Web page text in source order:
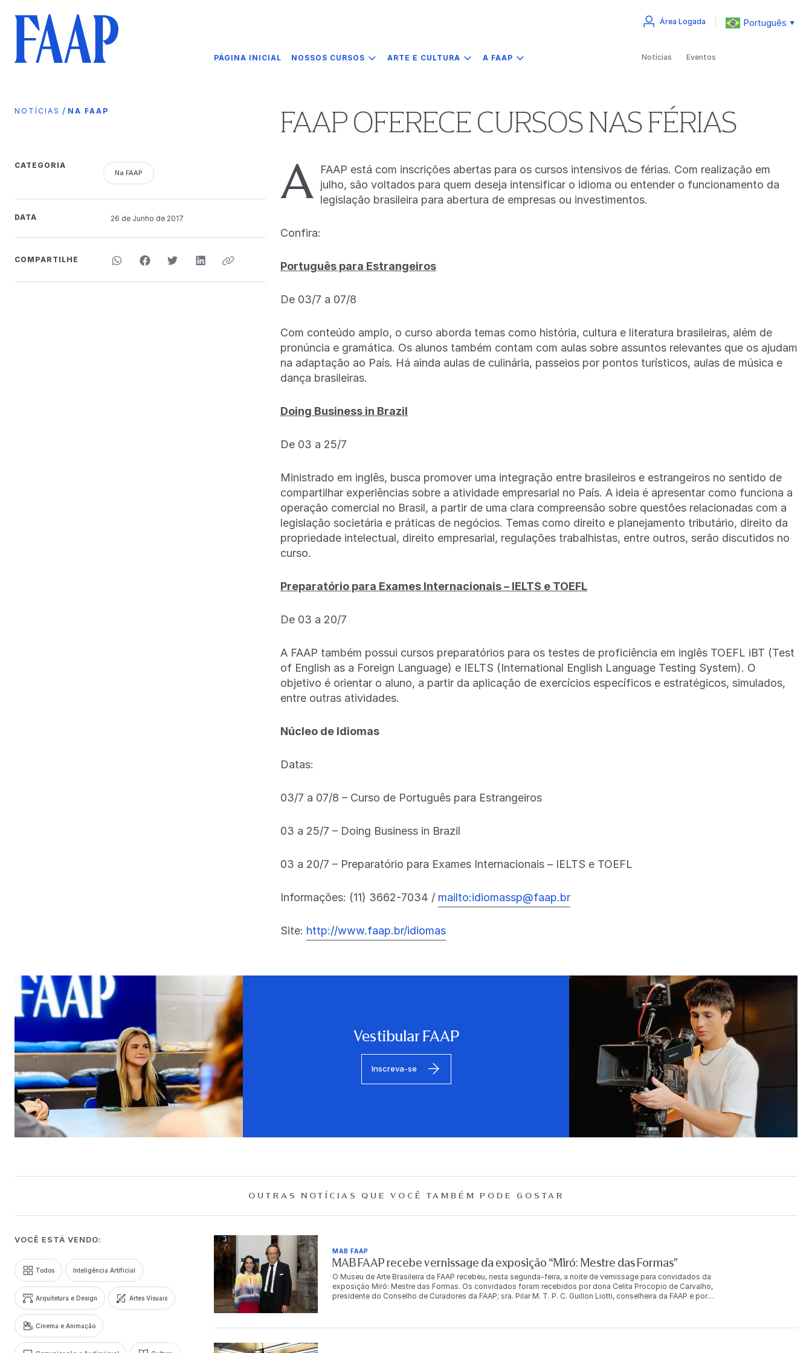
PÁGINA INICIAL NOSSOS CURSOS ARTE E CULTURA A FAAP
Área Logada Português ▼
Notícias Eventos
NOTÍCIAS / NA FAAP FAAP OFERECE CURSOS NAS FÉRIAS
CATEGORIA
Na FAAP
DATA 26 de Junho de 2017
COMPARTILHE
A
FAAP está com inscrições abertas para os cursos intensivos de férias. Com realização em
julho, são voltados para quem deseja intensificar o idioma ou entender o funcionamento da
legislação brasileira para abertura de empresas ou investimentos.
Confira:
Português para Estrangeiros
De 03/7 a 07/8
Com conteúdo amplo, o curso aborda temas como história, cultura e literatura brasileiras, além de
pronúncia e gramática. Os alunos também contam com aulas sobre assuntos relevantes que os ajudam
na adaptação ao País. Há ainda aulas de culinária, passeios por pontos turísticos, aulas de música e
dança brasileiras.
Doing Business in Brazil
De 03 a 25/7
Ministrado em inglês, busca promover uma integração entre brasileiros e estrangeiros no sentido de
compartilhar experiências sobre a atividade empresarial no País. A ideia é apresentar como funciona a
operação comercial no Brasil, a partir de uma clara compreensão sobre questões relacionadas com a
legislação societária e práticas de negócios. Temas como direito e planejamento tributário, direito da
propriedade intelectual, direito empresarial, regulações trabalhistas, entre outros, serão discutidos no
curso.
Preparatório para Exames Internacionais – IELTS e TOEFL
De 03 a 20/7
A FAAP também possui cursos preparatórios para os testes de proficiência em inglês TOEFL iBT (Test
of English as a Foreign Language) e IELTS (International English Language Testing System). O
objetivo é orientar o aluno, a partir da aplicação de exercícios específicos e estratégicos, simulados,
entre outras atividades.
Núcleo de Idiomas
Datas:
03/7 a 07/8 – Curso de Português para Estrangeiros
03 a 25/7 – Doing Business in Brazil
03 a 20/7 – Preparatório para Exames Internacionais – IELTS e TOEFL
Informações: (11) 3662-7034 / mailto:idiomassp@faap.br
Site: http://www.faap.br/idiomas
Vestibular FAAP
Inscreva-se
OUTRAS NOTÍCIAS QUE VOCÊ TAMBÉM PODE GOSTAR
VOCÊ ESTÁ VENDO:
Todos Inteligência Artificial
Arquitetura e Design Artes Visuais
Cinema e Animação
MAB FAAP
MAB FAAP recebe vernissage da exposição “Miró: Mestre das Formas”
O Museu de Arte Brasileira da FAAP recebeu, nesta segunda-feira, a noite de vernissage para convidados da
exposição Miró: Mestre das Formas. Os convidados foram recebidos por dona Celita Procopio de Carvalho,
presidente do Conselho de Curadores da FAAP; sra. Pilar M. T. P. C. Guillon Liotti, conselheira da FAAP e por